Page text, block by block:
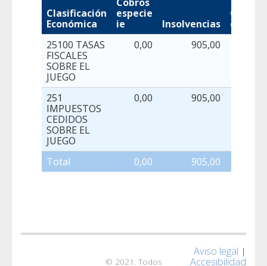
Clasificación
Económica
especie
ie
Insolvencias
Otras
causas
25100 TASAS
FISCALES
SOBRE EL
JUEGO
0,00 905,00
251
IMPUESTOS
CEDIDOS
SOBRE EL
JUEGO
0,00 905,00
Total 0,00 905,00
© 2021. Todos
Aviso legal |
Accesibilidad